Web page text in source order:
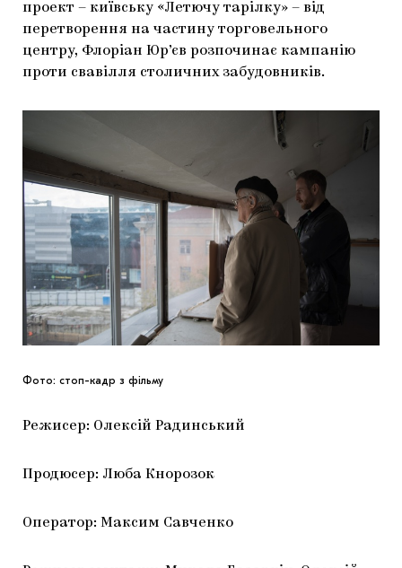
проект – київську «Летючу тарілку» – від
перетворення на частину торговельного
центру, Флоріан Юр’єв розпочинає кампанію
проти свавілля столичних забудовників.
Фото: стоп-кадр з фільму
Режисер: Олексій Радинський
Продюсер: Люба Кнорозок
Оператор: Максим Савченко